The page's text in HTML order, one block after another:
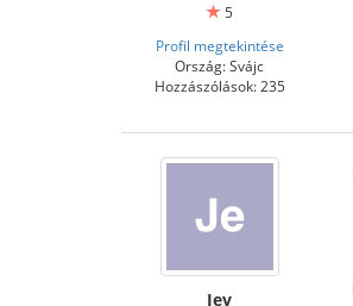
5
Profil megtekintése
Ország: Svájc
Hozzászólások: 235
Jev